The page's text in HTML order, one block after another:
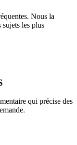
Nous la
les plus
qui précise des